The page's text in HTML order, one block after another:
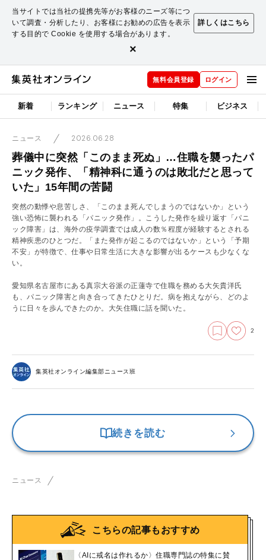
当サイトでは当社の提携先等がお客様のニーズ等につ
いて調査・分析したり、お客様にお勧めの広告を表示
する目的で Cookie を使用する場合があります。
詳しくはこちら
×
無料会員登録 ログイン
新着 ランキング ニュース 特集 ビジネス
ニュース 2026.06.28
葬儀中に突然「このまま死ぬ」…住職を襲ったパ
ニック発作、「精神科に通うのは敗北だと思って
いた」15年間の苦闘
突然の動悸や息苦しさ、「このまま死んでしまうのではないか」という
強い恐怖に襲われる「パニック発作」。こうした発作を繰り返す「パニ
ック障害」は、海外の疫学調査では成人の数％程度が経験するとされる
精神疾患のひとつだ。「また発作が起こるのではないか」という「予期
不安」が特徴で、仕事や日常生活に大きな影響が出るケースも少なくな
い。
愛知県名古屋市にある真宗大谷派の正蓮寺で住職を務める大矢貴洋氏
も、パニック障害と向き合ってきたひとりだ。病を抱えながら、どのよ
うに日々を歩んできたのか。大矢住職に話を聞いた。
2
集英社オンライン編集部ニュース班
続きを読む
ニュース
こちらの記事もおすすめ
〈AIに戒名は作れるか〉住職専門誌の特集に賛